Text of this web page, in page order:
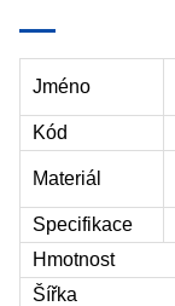
Jméno
Kód
Materiál
Specifikace
Hmotnost
Šířka